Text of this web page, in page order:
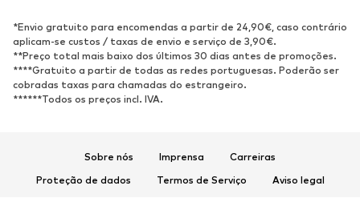
altos
Sandálias
Sapatos baixos
Sapatilhas de desporto
Sabrinas
Sapatos abertos
*Envio gratuito para encomendas a partir de 24,90€, caso contrário
aplicam-se custos / taxas de envio e serviço de 3,90€.
**Preço total mais baixo dos últimos 30 dias antes de promoções.
****Gratuito a partir de todas as redes portuguesas. Poderão ser
cobradas taxas para chamadas do estrangeiro.
******Todos os preços incl. IVA.
Sobre nós Imprensa
Carreiras
Proteção de dados
Termos de Serviço
Aviso legal